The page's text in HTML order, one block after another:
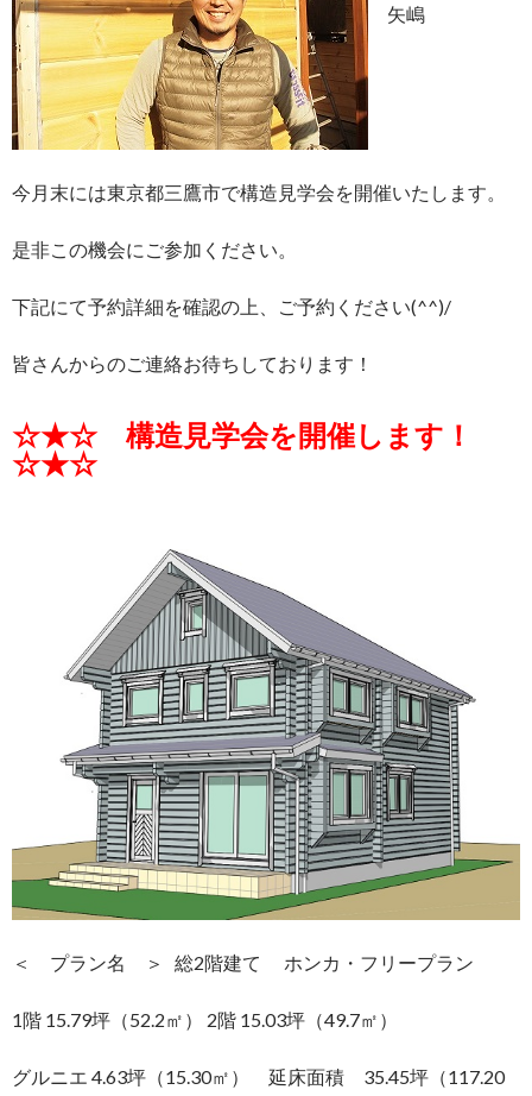
矢嶋
今月末には東京都三鷹市で構造見学会を開催いたします。
是非この機会にご参加ください。
下記にて予約詳細を確認の上、ご予約ください(^^)/
皆さんからのご連絡お待ちしております！
☆★☆ 構造見学会を開催します！
☆★☆
＜ プラン名 ＞ 総2階建て ホンカ・フリープラン
1階 15.79坪（52.2㎡） 2階 15.03坪（49.7㎡）
グルニエ 4.63坪（15.30㎡） 延床面積 35.45坪（117.20